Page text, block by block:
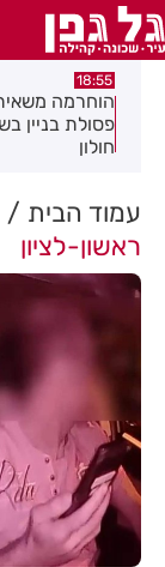
משאית שהשליכה
בשטח העיר
עמוד הבית
ראשון-לציון